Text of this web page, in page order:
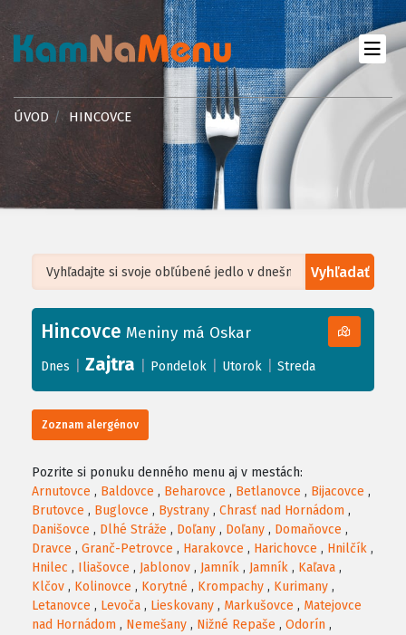
ÚVOD HINCOVCE
Vyhľadať
+
−
Leaflet| ©OpenStreetMap, Tiles courtesy ofHumanitarian OpenStreetMap
Hincovce Meniny má Oskar
Dnes Zajtra Pondelok Utorok Streda
Zoznam alergénov
Pozrite si ponuku denného menu aj v mestách:
Arnutovce , Baldovce , Beharovce , Betlanovce , Bijacovce ,
Brutovce , Buglovce , Bystrany , Chrasť nad Hornádom ,
Danišovce , Dlhé Stráže , Doľany , Doľany , Domaňovce ,
Dravce , Granč-Petrovce , Harakovce , Harichovce , Hnilčík ,
Hnilec , Iliašovce , Jablonov , Jamník , Jamník , Kaľava ,
Klčov , Kolinovce , Korytné , Krompachy , Kurimany ,
Letanovce , Levoča , Lieskovany , Markušovce , Matejovce
nad Hornádom , Nemešany , Nižné Repaše , Odorín ,